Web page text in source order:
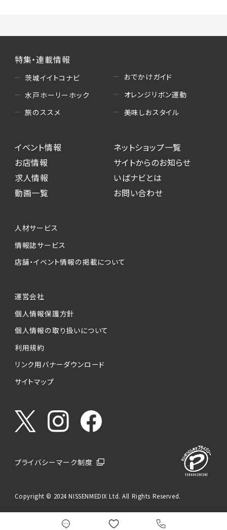
特集・連載情報
茨城イイトコナビ
水戸ホーリーホック
旅のススメ
おでかけガイド
オレンジリボン運動
美味しおスタイル
イベント情報
お店情報
求人情報
動画一覧
ネットショップ一覧
サイトからのお知らせ
いばナビとは
お問い合わせ
人材サービス
情報誌サービス
店舗・イベント情報の掲載について
運営会社
個人情報保護方針
個人情報の取り扱いについて
利用規約
リンク用バナーダウンロード
サイトマップ
プライバシーマーク制度
Copyright © 2024 NISSENMEDIX Ltd. All Rights Reserved.